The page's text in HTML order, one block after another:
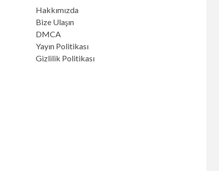
Hakkımızda
Bize Ulaşın
DMCA
Yayın Politikası
Gizlilik Politikası